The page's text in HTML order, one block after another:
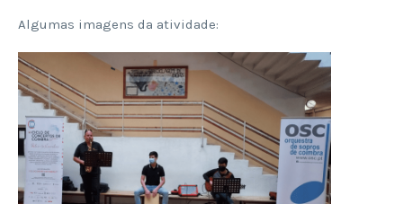
Algumas imagens da atividade: